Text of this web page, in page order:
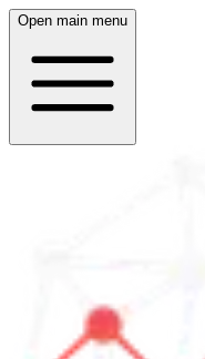
Open main menu